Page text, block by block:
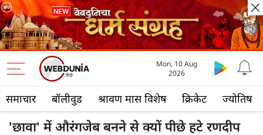
समाचार बॉलीवुड श्रावण मास विशेष क्रिकेट ज्योतिष
Mon, 10 Aug
2026
'छावा' में औरंगजेब बनने से क्यों पीछे हटे रणदीप